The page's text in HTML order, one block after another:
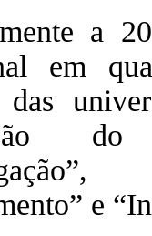
a
em
das
do
e